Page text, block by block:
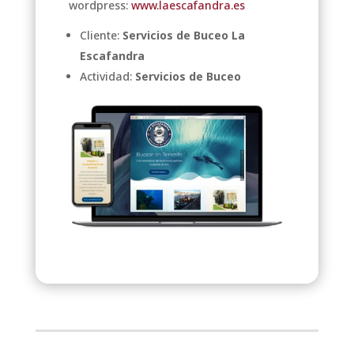
wordpress: www.laescafandra.es
Cliente: Servicios de Buceo La
Escafandra
Actividad: Servicios de Buceo